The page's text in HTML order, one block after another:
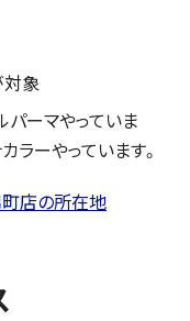
対象
パーマやっていま
ラーやっています。
町店の所在地